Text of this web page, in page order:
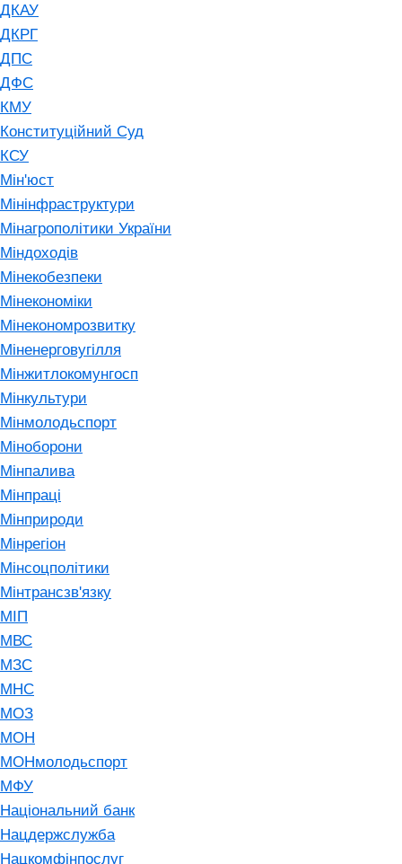
ДКАУ
ДКРГ
ДПС
ДФС
КМУ
Конституційний Суд
КСУ
Мін'юст
Мінінфраструктури
Мінагрополітики України
Міндоходів
Мінекобезпеки
Мінекономіки
Мінекономрозвитку
Міненерговугілля
Мінжитлокомунгосп
Мінкультури
Мінмолодьспорт
Міноборони
Мінпалива
Мінпраці
Мінприроди
Мінрегіон
Мінсоцполітики
Мінтрансзв'язку
МІП
МВС
МЗС
МНС
МОЗ
МОН
МОНмолодьспорт
МФУ
Національний банк
Нацдержслужба
Нацкомфінпослуг